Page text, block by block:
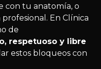
con tu anatomía, o
En Clínica
de
respetuoso y libre
estos bloqueos con